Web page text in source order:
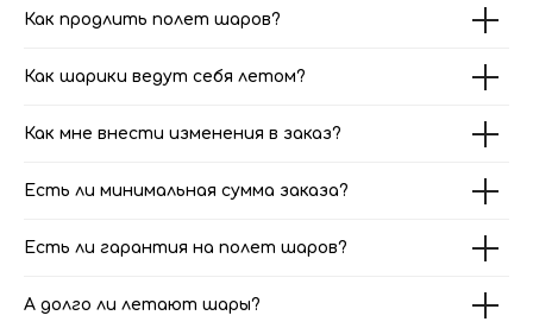
Как продлить полет шаров?
Как шарики ведут себя летом?
Как мне внести изменения в заказ?
Есть ли минимальная сумма заказа?
Есть ли гарантия на полет шаров?
А долго ли летают шары?